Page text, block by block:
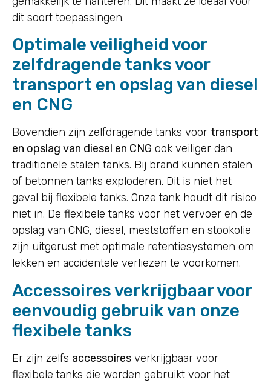
dit soort toepassingen.
Optimale veiligheid voor
zelfdragende tanks voor
transport en opslag van diesel
en CNG
Bovendien zijn zelfdragende tanks voor transport
en opslag van diesel en CNG ook veiliger dan
traditionele stalen tanks. Bij brand kunnen stalen
of betonnen tanks exploderen. Dit is niet het
geval bij flexibele tanks. Onze tank houdt dit risico
niet in. De flexibele tanks voor het vervoer en de
opslag van CNG, diesel, meststoffen en stookolie
zijn uitgerust met optimale retentiesystemen om
lekken en accidentele verliezen te voorkomen.
Accessoires verkrijgbaar voor
eenvoudig gebruik van onze
flexibele tanks
Er zijn zelfs accessoires verkrijgbaar voor
flexibele tanks die worden gebruikt voor het